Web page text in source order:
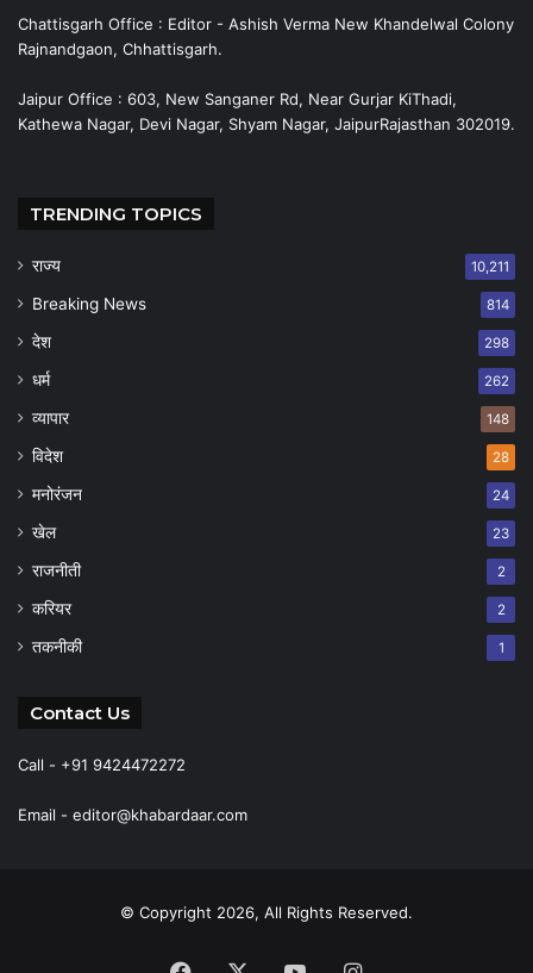
Chattisgarh Office : Editor - Ashish Verma New Khandelwal Colony
Rajnandgaon, Chhattisgarh.
Jaipur Office : 603, New Sanganer Rd, Near Gurjar KiThadi,
Kathewa Nagar, Devi Nagar, Shyam Nagar, JaipurRajasthan 302019.
TRENDING TOPICS
राज्य 10,211
Breaking News 814
देश 298
धर्म 262
व्यापार 148
विदेश 28
मनोरंजन 24
खेल 23
राजनीती 2
करियर 2
तकनीकी 1
Contact Us
Call - +91 9424472272
Email - editor@khabardaar.com
© Copyright 2026, All Rights Reserved.